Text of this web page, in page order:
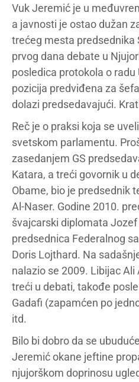
Vuk Jeremić je u
a javnosti je ostao dužan
trećeg mesta predsednika
prvog dana debate u
posledica protokola o radu
pozicija predviđena za
dolazi predsedavajući.
Reč je o praksi koja se
svetskom parlamentu.
zasedanjem GS
Katara, a treći govornik u
Obame, bio je predsednik
Al-Naser. Godine 2010.
švajcarski diplomata
predsednica Federalnog
Doris Lojthard. Na
nalazio se 2009. Libijac
treći u debati, takođe
Gadafi (zapamćen po
itd.
Bilo bi dobro da se
Jeremić okane jeftine
njujorškom doprinosu